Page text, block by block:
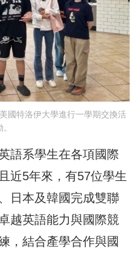
國特洛伊大學進行一學期交換活
語系學生在各項國際
近5年來，有57位學生
日本及韓國完成雙聯
越英語能力與國際競
，結合產學合作與國